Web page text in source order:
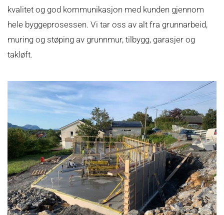
kvalitet og god kommunikasjon med kunden gjennom
hele byggeprosessen. Vi tar oss av alt fra grunnarbeid,
muring og støping av grunnmur, tilbygg, garasjer og
takløft.